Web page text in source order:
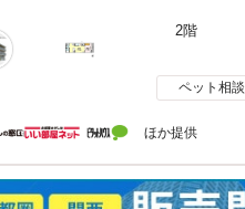
2階
ペット相談
ほか提供